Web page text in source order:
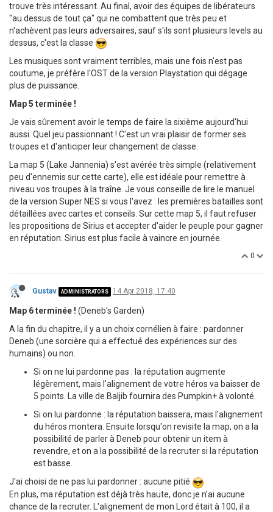
trouve très intéressant. Au final, avoir des équipes de libérateurs
"au dessus de tout ça" qui ne combattent que très peu et
n'achèvent pas leurs adversaires, sauf s'ils sont plusieurs levels au
dessus, c'est la classe
Les musiques sont vraiment terribles, mais une fois n'est pas
coutume, je préfère l'OST de la version Playstation qui dégage
plus de puissance.
Map 5 terminée !
Je vais sûrement avoir le temps de faire la sixième aujourd'hui
aussi. Quel jeu passionnant ! C'est un vrai plaisir de former ses
troupes et d'anticiper leur changement de classe.
La map 5 (Lake Jannenia) s'est avérée très simple (relativement
peu d'ennemis sur cette carte), elle est idéale pour remettre à
niveau vos troupes à la traîne. Je vous conseille de lire le manuel
de la version Super NES si vous l'avez : les premières batailles sont
détaillées avec cartes et conseils. Sur cette map 5, il faut refuser
les propositions de Sirius et accepter d'aider le peuple pour gagner
en réputation. Sirius est plus facile à vaincre en journée.
0
Gustav ADMINISTRATORS 14 Apr 2018, 17:40
Map 6 terminée ! (Deneb's Garden)
A la fin du chapitre, il y a un choix cornélien à faire : pardonner
Deneb (une sorcière qui a effectué des expériences sur des
humains) ou non.
Si on ne lui pardonne pas : la réputation augmente
légèrement, mais l'alignement de votre héros va baisser de
5 points. La ville de Baljib fournira des Pumpkin+ à volonté.
Si on lui pardonne : la réputation baissera, mais l'alignement
du héros montera. Ensuite lorsqu'on revisite la map, on a la
possibilité de parler à Deneb pour obtenir un item à
revendre, et on a la possibilité de la recruter si la réputation
est basse.
J'ai choisi de ne pas lui pardonner : aucune pitié
En plus, ma réputation est déjà très haute, donc je n'ai aucune
chance de la recruter. L'alignement de mon Lord était à 100, il a